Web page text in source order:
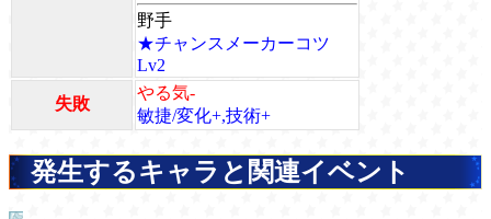
野手
★チャンスメーカーコツ
Lv2
失敗
やる気-
敏捷/変化+,技術+
発生するキャラと関連イベント